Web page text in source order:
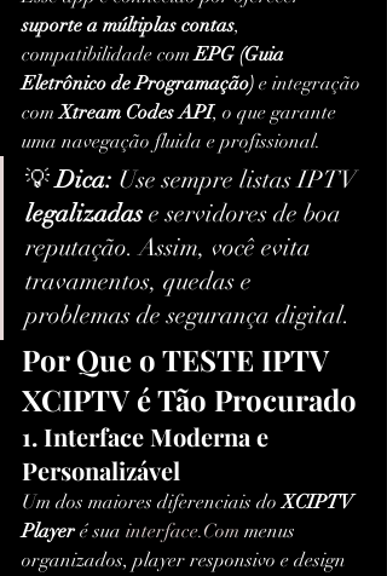
suporte a múltiplas contas,
compatibilidade com EPG (Guia
Eletrônico de Programação) e integração
com Xtream Codes API, o que garante
uma navegação fluida e profissional.
💡 Dica: Use sempre listas IPTV
legalizadas e servidores de boa
reputação. Assim, você evita
travamentos, quedas e
problemas de segurança digital.
Por Que o TESTE IPTV
XCIPTV é Tão Procurado
1. Interface Moderna e
Personalizável
Um dos maiores diferenciais do XCIPTV
Player é sua interface.Com menus
organizados, player responsivo e design